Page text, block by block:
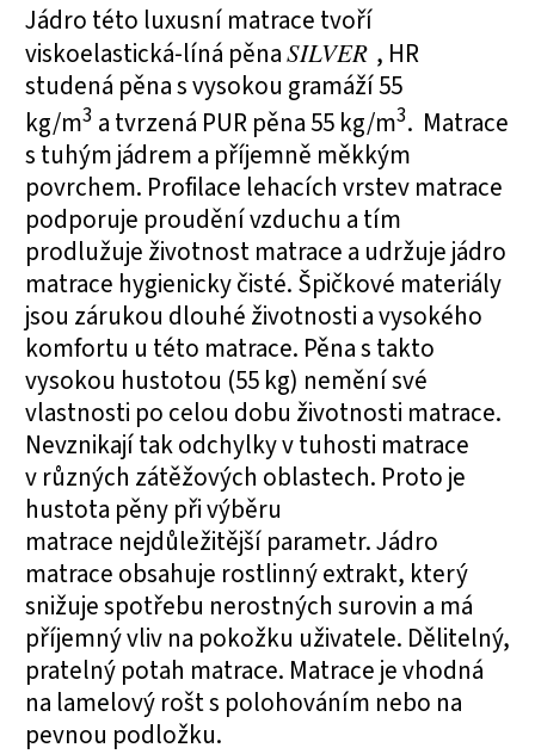
Jádro této luxusní matrace tvoří
viskoelastická-líná pěnaSILVER , HR
studená pěna s vysokou gramáží 55
kg/m3 a tvrzená PUR pěna 55 kg/m3. Matrace
s tuhým jádrem a příjemně měkkým
povrchem. Profilace lehacích vrstev matrace
podporuje proudění vzduchu a tím
prodlužuje životnost matrace a udržuje jádro
matrace hygienicky čisté. Špičkové materiály
jsou zárukou dlouhé životnosti a vysokého
komfortu u této matrace. Pěna s takto
vysokou hustotou (55 kg) nemění své
vlastnosti po celou dobu životnosti matrace.
Nevznikají tak odchylky v tuhosti matrace
v různých zátěžových oblastech. Proto je
hustota pěny při výběru
matrace nejdůležitější parametr. Jádro
matrace obsahuje rostlinný extrakt, který
snižuje spotřebu nerostných surovin a má
příjemný vliv na pokožku uživatele. Dělitelný,
pratelný potah matrace. Matrace je vhodná
na lamelový rošt s polohováním nebo na
pevnou podložku.